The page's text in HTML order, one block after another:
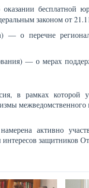
бесплатной
законом от
— о перечне
— о мерах
в рамках которой
межведомственного
активно
защитников